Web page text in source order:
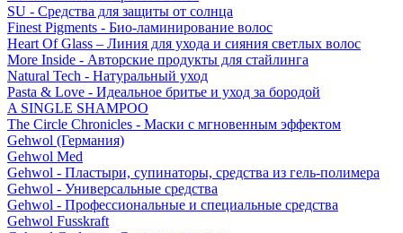
SU - Средства для защиты от солнца
Finest Pigments - Био-ламинирование волос
Heart Of Glass – Линия для ухода и сияния светлых волос
More Inside - Авторские продукты для стайлинга
Natural Tech - Натуральный уход
Pasta & Love - Идеальное бритье и уход за бородой
A SINGLE SHAMPOO
The Circle Chronicles - Маски с мгновенным эффектом
Gehwol (Германия)
Gehwol Med
Gehwol - Пластыри, супинаторы, средства из гель-полимера
Gehwol - Универсальные средства
Gehwol - Профессиональные и специальные средства
Gehwol Fusskraft